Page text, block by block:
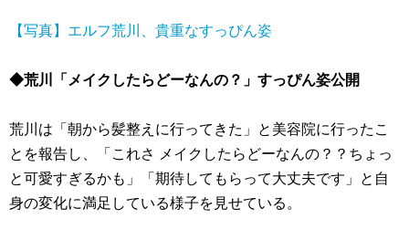
【写真】エルフ荒川、貴重なすっぴん姿
◆荒川「メイクしたらどーなんの？」すっぴん姿公開
荒川は「朝から髪整えに行ってきた」と美容院に行ったこ
とを報告し、「これさ メイクしたらどーなんの？？ちょっ
と可愛すぎるかも」「期待してもらって大丈夫です」と自
身の変化に満足している様子を見せている。